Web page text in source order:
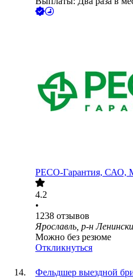
РЕСО-Гарантия, САО,
4.2
•
1238 отзывов
Ярославль, р-н
Можно без резюме
Откликнуться
Фельдшер выездной